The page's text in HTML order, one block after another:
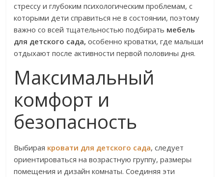
стрессу и глубоким психологическим проблемам, с
которыми дети справиться не в состоянии, поэтому
важно со всей тщательностью подбирать мебель
для детского сада, особенно кроватки, где малыши
отдыхают после активности первой половины дня.
Максимальный
комфорт и
безопасность
Выбирая кровати для детского сада, следует
ориентироваться на возрастную группу, размеры
помещения и дизайн комнаты. Соединяя эти